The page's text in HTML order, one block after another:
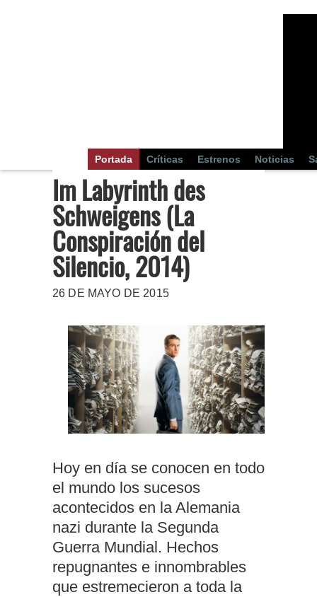
Portada Críticas Estrenos Noticias
Im Labyrinth des
Schweigens (La
Conspiración del
Silencio, 2014)
26 DE MAYO DE 2015
Hoy en día se conocen en todo
el mundo los sucesos
acontecidos en la Alemania
nazi durante la Segunda
Guerra Mundial. Hechos
repugnantes e innombrables
que estremecieron a toda la